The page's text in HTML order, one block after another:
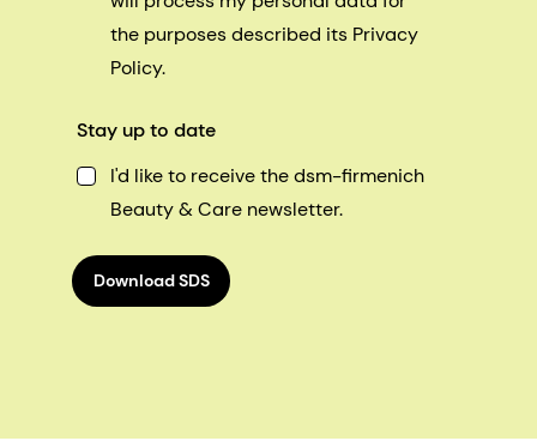
the purposes described its Privacy
Policy.
Stay up to date
I'd like to receive the dsm-firmenich
Beauty & Care newsletter.
Download SDS